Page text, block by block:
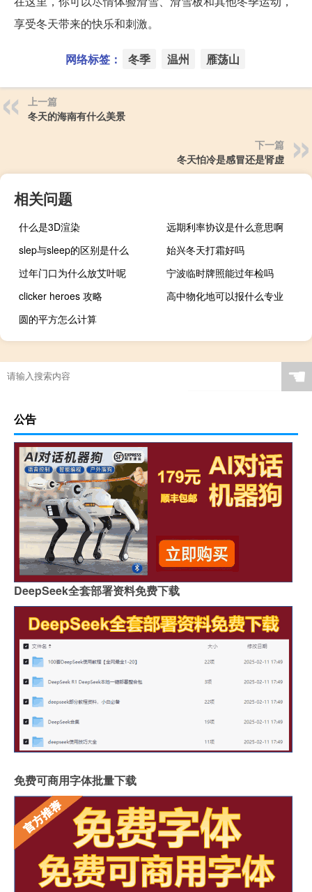
享受冬天带来的快乐和刺激。
网络标签： 冬季 温州 雁荡山
上一篇
冬天的海南有什么美景
下一篇
冬天怕冷是感冒还是肾虚
相关问题
什么是3D渲染
远期利率协议是什么意思啊
slep与sleep的区别是什么
始兴冬天打霜好吗
过年门口为什么放艾叶呢
宁波临时牌照能过年检吗
clicker heroes 攻略
高中物化地可以报什么专业
圆的平方怎么计算
☚
公告
DeepSeek全套部署资料免费下载
免费可商用字体批量下载